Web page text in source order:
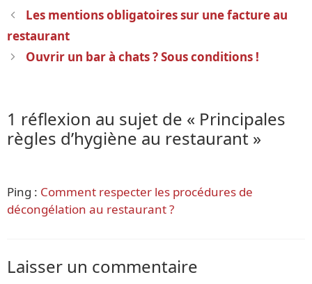
Navigation
des
Les mentions obligatoires sur une facture au
restaurant
Ouvrir un bar à chats ? Sous conditions !
1 réflexion au sujet de « Principales
règles d’hygiène au restaurant »
Ping : Comment respecter les procédures de
décongélation au restaurant ?
Laisser un commentaire